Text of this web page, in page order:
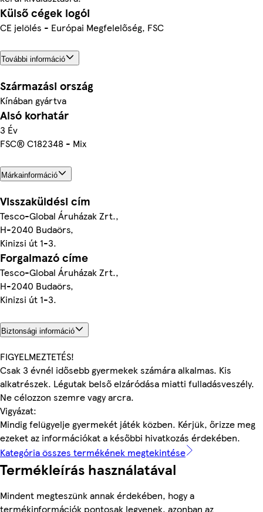
Külső cégek logói
CE jelölés - Európai Megfelelőség, FSC
További információ
Származási ország
Kínában gyártva
Alsó korhatár
3 Év
FSC® C182348 - Mix
Márkainformáció
Visszaküldési cím
Tesco-Global Áruházak Zrt.,
H-2040 Budaörs,
Kinizsi út 1-3.
Forgalmazó címe
Tesco-Global Áruházak Zrt.,
H-2040 Budaörs,
Kinizsi út 1-3.
Biztonsági információ
FIGYELMEZTETÉS!
Csak 3 évnél idősebb gyermekek számára alkalmas. Kis
alkatrészek. Légutak belső elzáródása miatti fulladásveszély.
Ne célozzon szemre vagy arcra.
Vigyázat:
Mindig felügyelje gyermekét játék közben. Kérjük, őrizze meg
ezeket az információkat a későbbi hivatkozás érdekében.
Kategória összes termékének megtekintése
Termékleírás használatával
Mindent megteszünk annak érdekében, hogy a
termékinformációk pontosak legyenek, azonban az